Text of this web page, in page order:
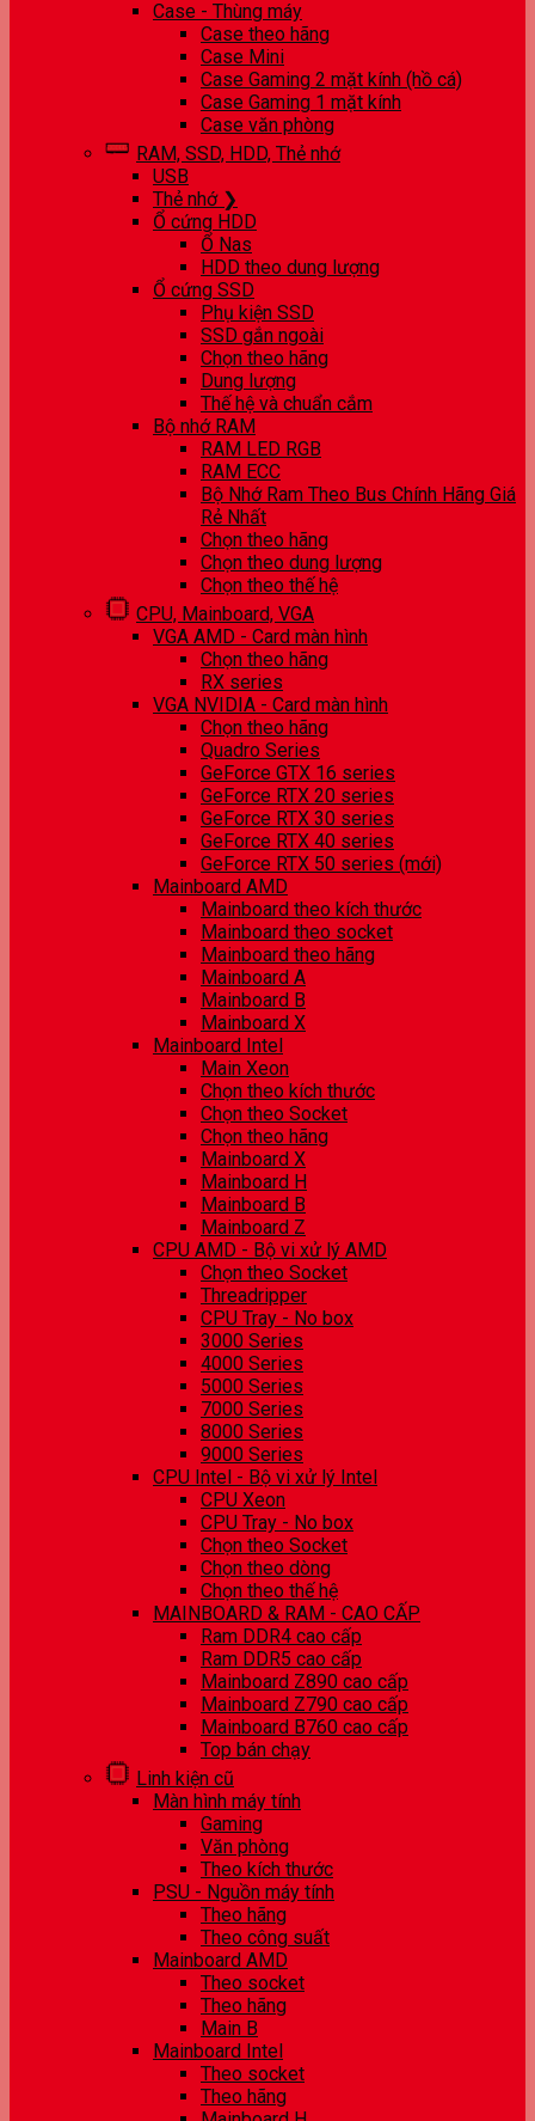
Case - Thùng máy
Case theo hãng
Case Mini
Case Gaming 2 mặt kính (hồ cá)
Case Gaming 1 mặt kính
Case văn phòng
RAM, SSD, HDD, Thẻ nhớ
USB
Thẻ nhớ ❯
Ổ cứng HDD
Ổ Nas
HDD theo dung lượng
Ổ cứng SSD
Phụ kiện SSD
SSD gắn ngoài
Chọn theo hãng
Dung lượng
Thế hệ và chuẩn cắm
Bộ nhớ RAM
RAM LED RGB
RAM ECC
Bộ Nhớ Ram Theo Bus Chính Hãng Giá
Rẻ Nhất
Chọn theo hãng
Chọn theo dung lượng
Chọn theo thế hệ
CPU, Mainboard, VGA
VGA AMD - Card màn hình
Chọn theo hãng
RX series
VGA NVIDIA - Card màn hình
Chọn theo hãng
Quadro Series
GeForce GTX 16 series
GeForce RTX 20 series
GeForce RTX 30 series
GeForce RTX 40 series
GeForce RTX 50 series (mới)
Mainboard AMD
Mainboard theo kích thước
Mainboard theo socket
Mainboard theo hãng
Mainboard A
Mainboard B
Mainboard X
Mainboard Intel
Main Xeon
Chọn theo kích thước
Chọn theo Socket
Chọn theo hãng
Mainboard X
Mainboard H
Mainboard B
Mainboard Z
CPU AMD - Bộ vi xử lý AMD
Chọn theo Socket
Threadripper
CPU Tray - No box
3000 Series
4000 Series
5000 Series
7000 Series
8000 Series
9000 Series
CPU Intel - Bộ vi xử lý Intel
CPU Xeon
CPU Tray - No box
Chọn theo Socket
Chọn theo dòng
Chọn theo thế hệ
MAINBOARD & RAM - CAO CẤP
Ram DDR4 cao cấp
Ram DDR5 cao cấp
Mainboard Z890 cao cấp
Mainboard Z790 cao cấp
Mainboard B760 cao cấp
Top bán chạy
Linh kiện cũ
Màn hình máy tính
Gaming
Văn phòng
Theo kích thước
PSU - Nguồn máy tính
Theo hãng
Theo công suất
Mainboard AMD
Theo socket
Theo hãng
Main B
Mainboard Intel
Theo socket
Theo hãng